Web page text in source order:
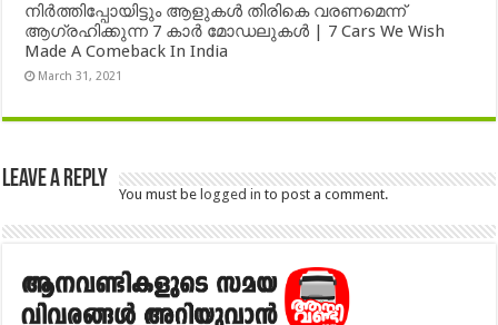
നിർത്തിപ്പോയിട്ടും ആളുകൾ തിരികെ വരണമെന്ന്
ആഗ്രഹിക്കുന്ന 7 കാർ മോഡലുകൾ | 7 Cars We Wish
Made A Comeback In India
March 31, 2021
Leave a Reply
You must be logged in to post a comment.